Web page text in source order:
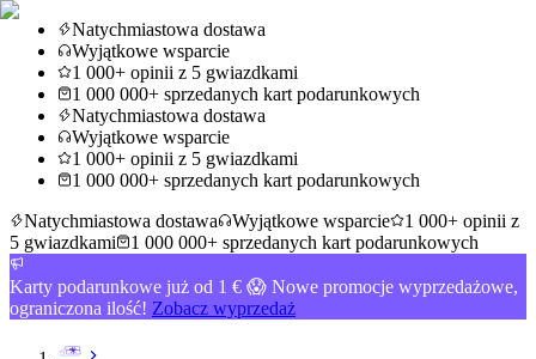
Natychmiastowa dostawa
Wyjątkowe wsparcie
1 000+ opinii z 5 gwiazdkami
1 000 000+ sprzedanych kart podarunkowych
Natychmiastowa dostawa
Wyjątkowe wsparcie
1 000+ opinii z 5 gwiazdkami
1 000 000+ sprzedanych kart podarunkowych
Natychmiastowa dostawa
Wyjątkowe wsparcie
1 000+ opinii z
5 gwiazdkami
1 000 000+ sprzedanych kart podarunkowych
Karty podarunkowe już od 1 € 😱 Nowe promocje wyprzedażowe,
ograniczona ilość! Zobacz wyprzedaż